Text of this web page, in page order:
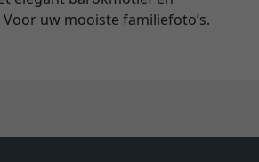
uw mooiste familiefoto’s.